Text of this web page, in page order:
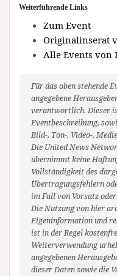
Weiterführende Links
Zum Event
Originalinserat
Alle Events von
Für das oben stehende
angegebene
verantwortlich. Dieser
Eventbeschreibung,
Bild-, Ton-, Video-,
Die United News
übernimmt keine
Vollständigkeit des
Übertragungsfehlern
im Fall von Vorsatz
Die Nutzung von hier
Eigeninformation und
ist in der Regel
Weiterverwendung
angegebenen
dieser Daten sowie die